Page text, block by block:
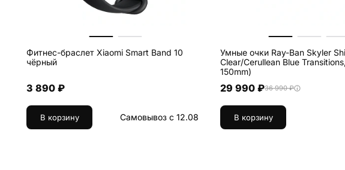
Фитнес-браслет Xiaomi Smart Band 10
чёрный
3 890 ₽
В корзину Самовывоз с 12.08
Умные очки Ray-Ban Skyler
Clear/Cerullean Blue
150mm)
29 990 ₽36 990 ₽
В корзину